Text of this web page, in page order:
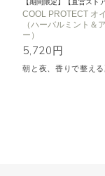
【期間限定】【直営スト
COOL PROTECT オ
（ハーバルミント＆
ー）
5,720円
朝と夜、香りで整える